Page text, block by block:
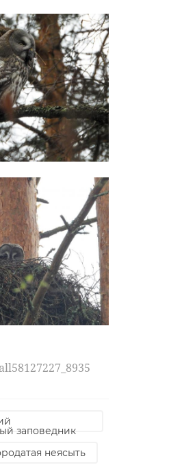
заповедник
неясыть